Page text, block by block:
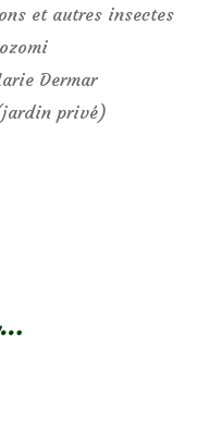
et autres insectes
Dermar
privé)